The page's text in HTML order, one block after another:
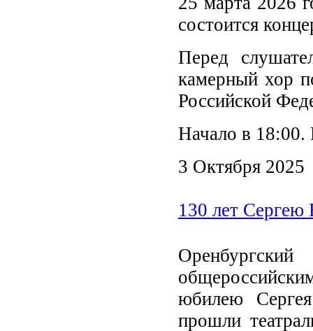
состоится
Перед
камерный хор
Российской
Начало в 18:00.
3 Октября 2025
130 лет Сергею
юбилею
прошли